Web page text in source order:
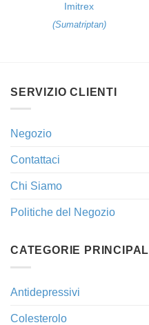
Imitrex
(Sumatriptan)
SERVIZIO CLIENTI
Negozio
Contattaci
Chi Siamo
Politiche del Negozio
CATEGORIE PRINCIPALI
Antidepressivi
Colesterolo